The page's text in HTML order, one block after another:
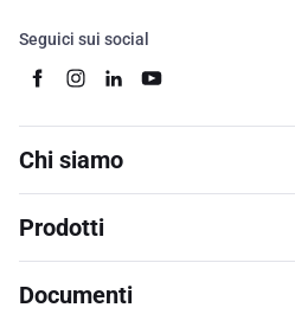
Seguici sui social
Chi siamo
Prodotti
Documenti